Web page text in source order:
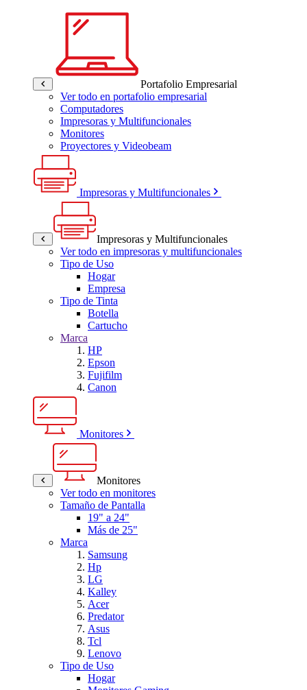
Portafolio Empresarial
Ver todo en portafolio empresarial
Computadores
Impresoras y Multifuncionales
Monitores
Proyectores y Videobeam
Impresoras y Multifuncionales
Impresoras y Multifuncionales
Ver todo en impresoras y multifuncionales
Tipo de Uso
Hogar
Empresa
Tipo de Tinta
Botella
Cartucho
Marca
HP
Epson
Fujifilm
Canon
Monitores
Monitores
Ver todo en monitores
Tamaño de Pantalla
19" a 24"
Más de 25"
Marca
Samsung
Hp
LG
Kalley
Acer
Predator
Asus
Tcl
Lenovo
Tipo de Uso
Hogar